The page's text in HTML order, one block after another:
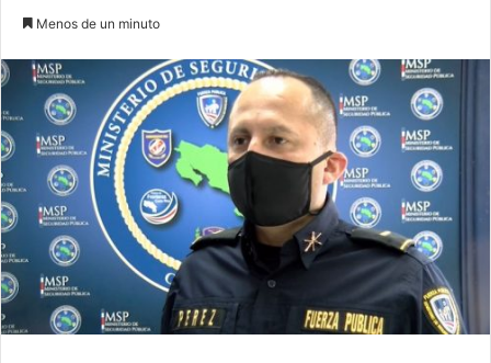
Menos de un minuto